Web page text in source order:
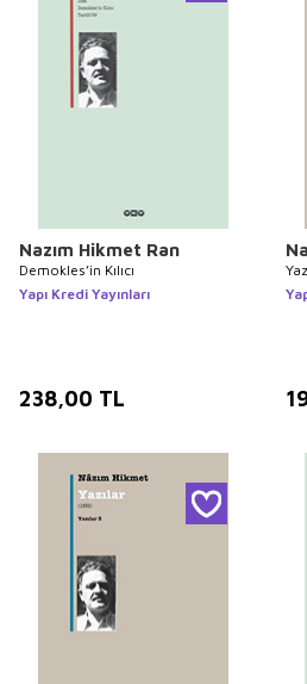
Nazım Hikmet Ran
Demokles’in Kılıcı
Yapı Kredi Yayınları
238,00 TL